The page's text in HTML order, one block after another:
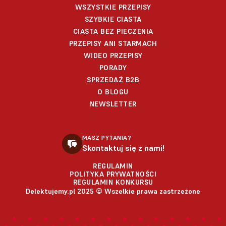
WSZYSTKIE PRZEPISY
SZYBKIE CIASTA
CIASTA BEZ PIECZENIA
PRZEPISY ANI STARMACH
WIDEO PRZEPISY
PORADY
SPRZEDAŻ B2B
O BLOGU
NEWSLETTER
MASZ PYTANIA?
Skontaktuj się z nami!
REGULAMIN
POLITYKA PRYWATNOŚCI
REGULAMIN KONKURSU
Delektujemy.pl 2025 © Wszelkie prawa zastrzeżone